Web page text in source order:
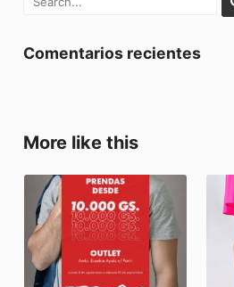
Comentarios recientes
More like this